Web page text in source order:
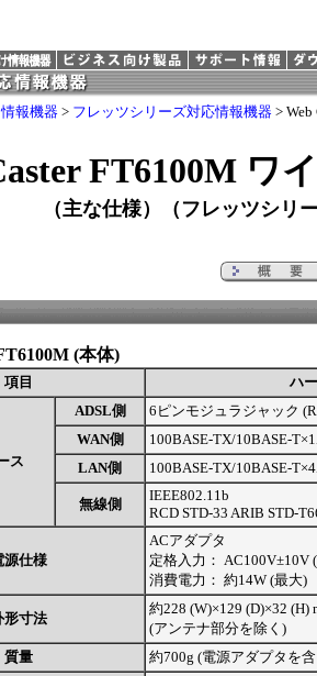
報機器 > フレッツシリーズ対応情報機器 >
FT6100M ワ
（主な仕様）（フレッツシリ
(本体)
項目 ハ
ス
ADSL側
6ピンモジュラジャック
WAN側
100BASE-TX/10BASE-
LAN側
100BASE-TX/10BASE-
無線側
IEEE802.11b
RCD STD-33 ARIB STD-
源仕様
ACアダプタ
定格入力： AC100V±10V
消費電力： 約14W (最大)
形寸法
約228 (W)×129 (D)×32 (H)
(アンテナ部分を除く)
質量
約700g (電源アダプタを